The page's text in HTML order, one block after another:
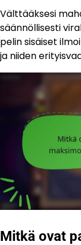
Välttääksesi
säännöllisesti
pelin sisäiset
ja niiden
Mitkä ovat